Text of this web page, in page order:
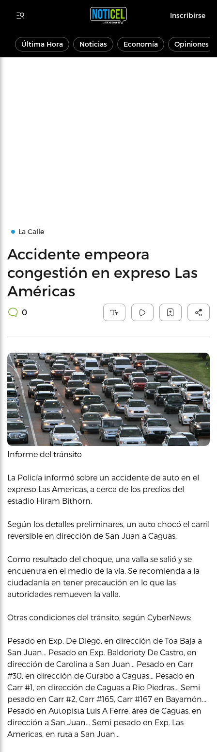
Inscribirse
Última Hora Noticias Economía Opiniones
La Calle
Accidente empeora
congestión en expreso Las
Américas
0
Informe del tránsito
La Policía informó sobre un accidente de auto en el
expreso Las Americas, a cerca de los predios del
estadio Hiram Bithorn.
Según los detalles preliminares, un auto chocó el carril
reversible en dirección de San Juan a Caguas.
Como resultado del choque, una valla se salió y se
encuentra en el medio de la vía. Se recomienda a la
ciudadanía en tener precaución en lo que las
autoridades remueven la valla.
Otras condiciones del tránsito, según CyberNews:
Pesado en Exp. De Diego, en dirección de Toa Baja a
San Juan… Pesado en Exp. Baldorioty De Castro, en
dirección de Carolina a San Juan… Pesado en Carr
#30, en dirección de Gurabo a Caguas… Pesado en
Carr #1, en dirección de Caguas a Rio Piedras… Semi
pesado en Carr #2, Carr #165, Carr #167 en Bayamón…
Pesado en Autopista Luis A Ferre, área de Caguas, en
dirección a San Juan… Semi pesado en Exp. Las
Americas, en ruta a San Juan…